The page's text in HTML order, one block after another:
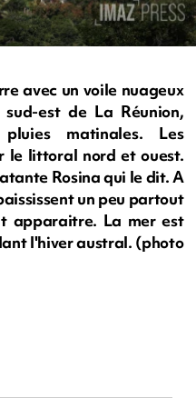
avec un voile nuageux
est de La Réunion,
matinales. Les
le littoral nord et ouest.
Rosina qui le dit. A
un peu partout
apparaitre. La mer est
l'hiver austral. (photo